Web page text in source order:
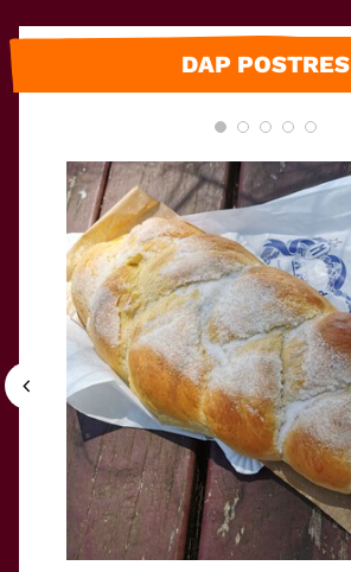
DAP POSTRES